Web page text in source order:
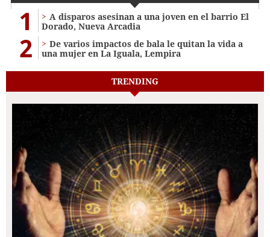
1
A disparos asesinan a una joven en el barrio El
Dorado, Nueva Arcadia
2
De varios impactos de bala le quitan la vida a
una mujer en La Iguala, Lempira
TRENDING